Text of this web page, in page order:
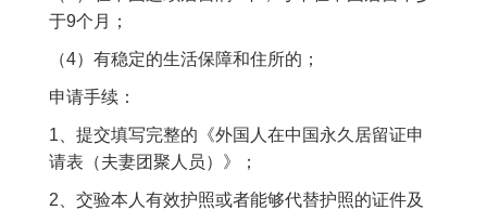
于9个月；
（4）有稳定的生活保障和住所的；
申请手续：
1、提交填写完整的《外国人在中国永久居留证申
请表（夫妻团聚人员）》；
2、交验本人有效护照或者能够代替护照的证件及